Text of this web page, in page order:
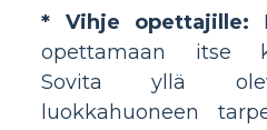
* Vihje opettajille:
opettamaan itse
Sovita yllä
luokkahuoneen